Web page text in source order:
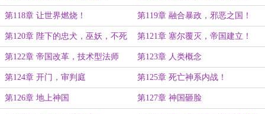
第118章 让世界燃烧！ 第119章 融合暴政，邪恶之国！
第120章 陛下的忠犬，巫妖，不死
军团！
第121章 塞尔覆灭，帝国建立！
第122章 帝国改革，技术型法师 第123章 人类概念
第124章 开门，审判庭 第125章 死亡神系内战！
第126章 地上神国 第127章 神国砸脸